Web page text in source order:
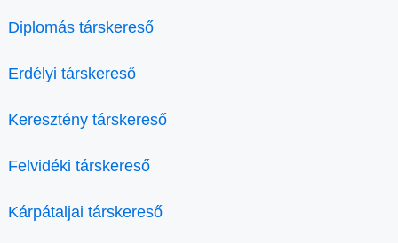
Diplomás társkereső
Erdélyi társkereső
Keresztény társkereső
Felvidéki társkereső
Kárpátaljai társkereső